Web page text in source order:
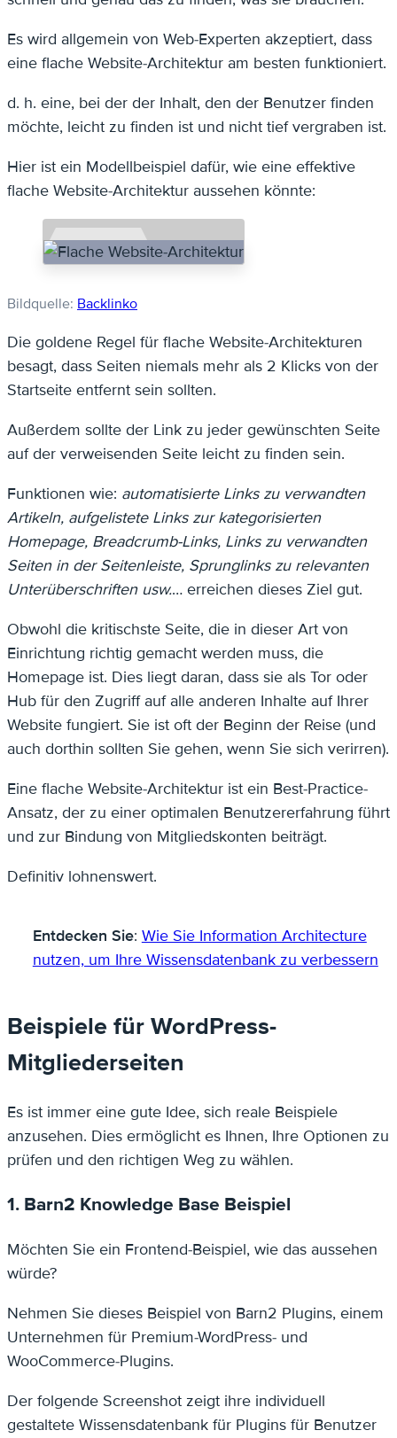
Es wird allgemein von Web-Experten akzeptiert, dass
eine flache Website-Architektur am besten funktioniert.
d. h. eine, bei der der Inhalt, den der Benutzer finden
möchte, leicht zu finden ist und nicht tief vergraben ist.
Hier ist ein Modellbeispiel dafür, wie eine effektive
flache Website-Architektur aussehen könnte:
Bildquelle: Backlinko
Die goldene Regel für flache Website-Architekturen
besagt, dass Seiten niemals mehr als 2 Klicks von der
Startseite entfernt sein sollten.
Außerdem sollte der Link zu jeder gewünschten Seite
auf der verweisenden Seite leicht zu finden sein.
Funktionen wie: automatisierte Links zu verwandten
Artikeln, aufgelistete Links zur kategorisierten
Homepage, Breadcrumb-Links, Links zu verwandten
Seiten in der Seitenleiste, Sprunglinks zu relevanten
Unterüberschriften usw.… erreichen dieses Ziel gut.
Obwohl die kritischste Seite, die in dieser Art von
Einrichtung richtig gemacht werden muss, die
Homepage ist. Dies liegt daran, dass sie als Tor oder
Hub für den Zugriff auf alle anderen Inhalte auf Ihrer
Website fungiert. Sie ist oft der Beginn der Reise (und
auch dorthin sollten Sie gehen, wenn Sie sich verirren).
Eine flache Website-Architektur ist ein Best-Practice-
Ansatz, der zu einer optimalen Benutzererfahrung führt
und zur Bindung von Mitgliedskonten beiträgt.
Definitiv lohnenswert.
Entdecken Sie: Wie Sie Information Architecture
nutzen, um Ihre Wissensdatenbank zu verbessern
Beispiele für WordPress-
Mitgliederseiten
Es ist immer eine gute Idee, sich reale Beispiele
anzusehen. Dies ermöglicht es Ihnen, Ihre Optionen zu
prüfen und den richtigen Weg zu wählen.
1. Barn2 Knowledge Base Beispiel
Möchten Sie ein Frontend-Beispiel, wie das aussehen
würde?
Nehmen Sie dieses Beispiel von Barn2 Plugins, einem
Unternehmen für Premium-WordPress- und
WooCommerce-Plugins.
Der folgende Screenshot zeigt ihre individuell
gestaltete Wissensdatenbank für Plugins für Benutzer